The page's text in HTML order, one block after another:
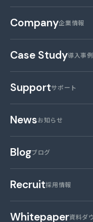
Company企業情報
Case Study導入事例
Supportサポート
Newsお知らせ
Blogブログ
Recruit採用情報
Whitepaper資料ダ